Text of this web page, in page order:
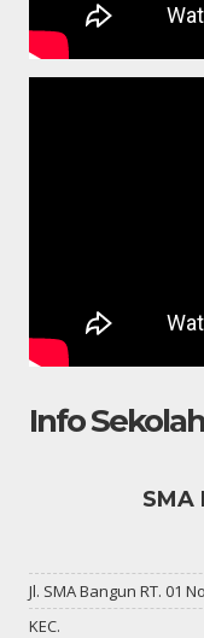
Info Sekolah
SMA
Jl. SMA Bangun RT. 01
KEC.